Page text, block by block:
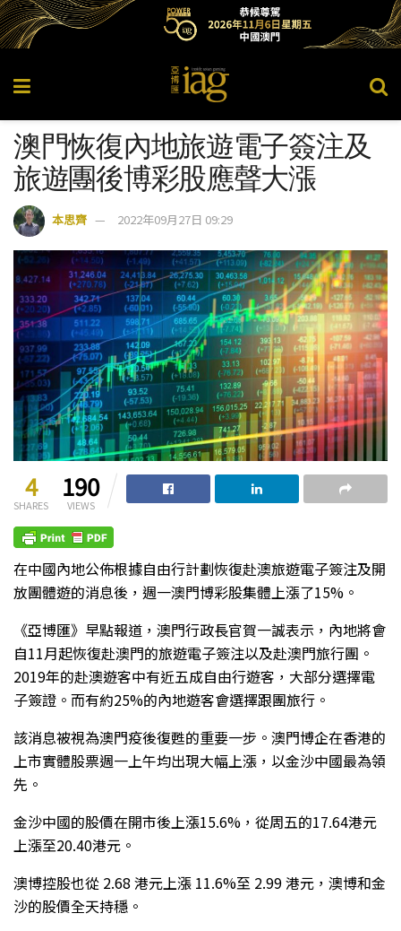
澳門恢復內地旅遊電子簽注及
旅遊團後博彩股應聲大漲
本思齊 2022年09月27日 09:29
4
SHARES
190
VIEWS
在中國內地公佈根據自由行計劃恢復赴澳旅遊電子簽注及開
放團體遊的消息後，週一澳門博彩股集體上漲了15%。
《亞博匯》早點報道，澳門行政長官賀一誠表示，內地將會
自11月起恢復赴澳門的旅遊電子簽注以及赴澳門旅行團。
2019年的赴澳遊客中有近五成自由行遊客，大部分選擇電
子簽證。而有約25%的內地遊客會選擇跟團旅行。
該消息被視為澳門疫後復甦的重要一步。澳門博企在香港的
上市實體股票週一上午均出現大幅上漲，以金沙中國最為領
先。
金沙中國的股價在開市後上漲15.6%，從周五的17.64港元
上漲至20.40港元。
澳博控股也從 2.68 港元上漲 11.6%至 2.99 港元，澳博和金
沙的股價全天持穩。